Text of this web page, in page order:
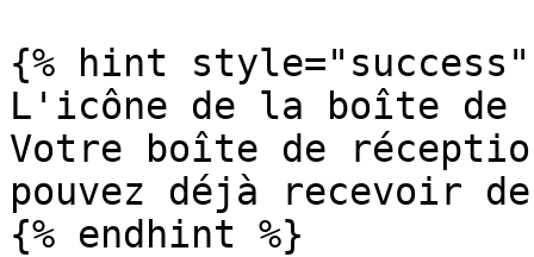
{% hint style="success"
L'icône de la boîte de
Votre boîte de
pouvez déjà recevoir
{% endhint %}